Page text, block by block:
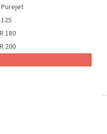
Purejet
180
200